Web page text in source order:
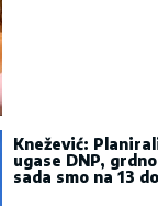
Knežević:
ugase DNP,
sada smo na 13